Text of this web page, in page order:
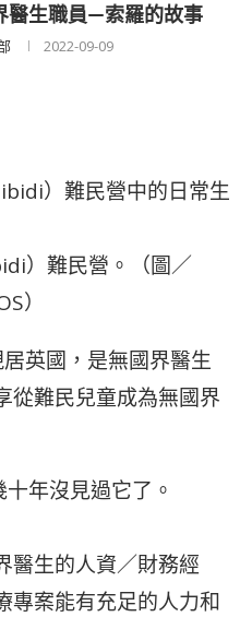
醫生職員—索羅的故事
2022-09-09
）難民營。（圖／
）
英國，是無國界醫生
從難民兒童成為無國界
年沒見過它了。
醫生的人資／財務經
專案能有充足的人力和